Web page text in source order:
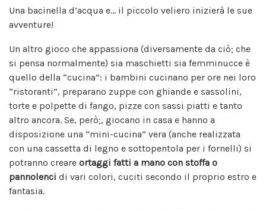
Una bacinella d’acqua e… il piccolo veliero inizierà le sue
avventure!
Un altro gioco che appassiona (diversamente da ciò; che
si pensa normalmente) sia maschietti sia femminucce è
quello della “cucina”: i bambini cucinano per ore nei loro
“ristoranti”, preparano zuppe con ghiande e sassolini,
torte e polpette di fango, pizze con sassi piatti e tanto
altro ancora. Se, però;, giocano in casa e hanno a
disposizione una “mini-cucina” vera (anche realizzata
con una cassetta di legno e sottopentola per i fornelli) si
potranno creare ortaggi fatti a mano con stoffa o
pannolenci di vari colori, cuciti secondo il proprio estro e
fantasia.